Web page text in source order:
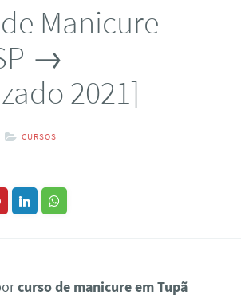
Manicure
→
2021]
CURSOS
curso de manicure em Tupã